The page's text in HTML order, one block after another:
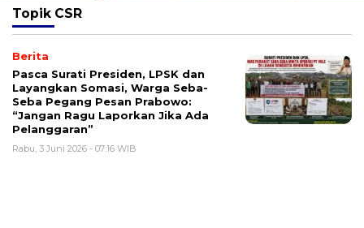
Topik CSR
Berita
Pasca Surati Presiden, LPSK dan
Layangkan Somasi, Warga Seba-
Seba Pegang Pesan Prabowo:
“Jangan Ragu Laporkan Jika Ada
Pelanggaran”
Rabu, 3 Juni 2026 - 07:16 WIB